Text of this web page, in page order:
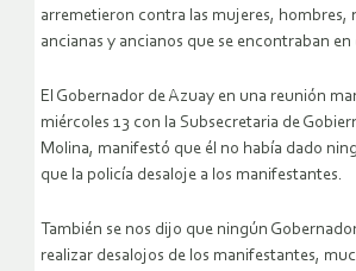
arremetieron contra las mujeres, hombres,
ancianas y ancianos que se encontraban en
El Gobernador de Azuay en una reunión
miércoles 13 con la Subsecretaria de
Molina, manifestó que él no había dado
que la policía desaloje a los manifestantes.
También se nos dijo que ningún
realizar desalojos de los manifestantes,